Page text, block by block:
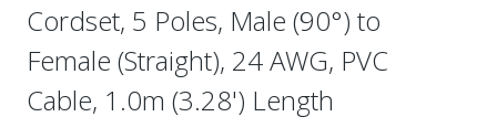
Cordset, 5 Poles, Male (90°) to
Female (Straight), 24 AWG, PVC
Cable, 1.0m (3.28') Length